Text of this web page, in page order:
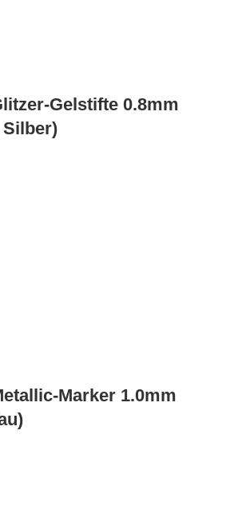
Gelstifte 0.8mm
Silber)
Marker 1.0mm